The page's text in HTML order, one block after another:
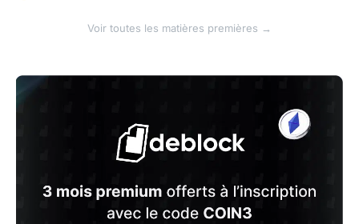
Voir toutes les matières premières →